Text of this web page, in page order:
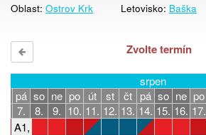
Oblast: Ostrov Krk Letovisko: Baška
Zvolte termín
srpen
pá so ne po út st čt pá so ne po
7. 8. 9. 10. 11. 12. 13. 14. 15. 16. 17.
A1, 2-3 osoby, 1 ložnice